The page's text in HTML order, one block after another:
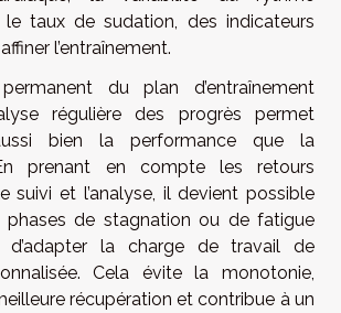
taux de sudation, des indicateurs
l’entraînement.
permanent du plan d’entraînement
régulière des progrès permet
bien la performance que la
prenant en compte les retours
suivi et l’analyse, il devient possible
phases de stagnation ou de fatigue
d’adapter la charge de travail de
Cela évite la monotonie,
récupération et contribue à un